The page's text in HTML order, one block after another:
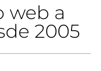
web a
2005